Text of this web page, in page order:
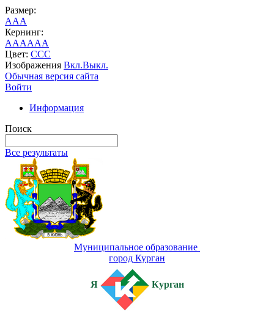
Размер:
AAA
Кернинг:
AAAAAA
Цвет: CCC
Изображения Вкл.Выкл.
Обычная версия сайта
Войти
Информация
Поиск
Все результаты
Муниципальное образование
город Курган
Я Курган